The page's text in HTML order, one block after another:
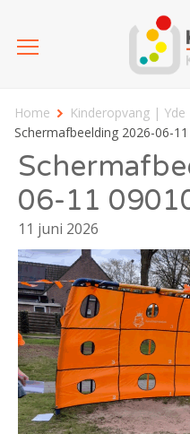
Home
Kinderopvang |
Schermafbeelding 2026-06-
06-11
11 juni 2026